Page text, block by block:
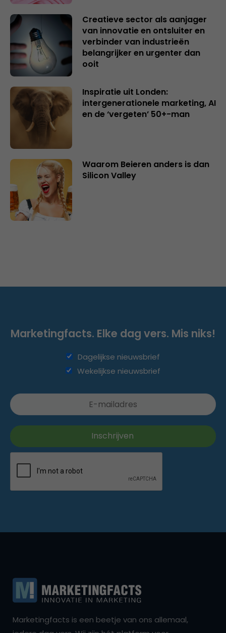
Creatieve sector als aanjager
van innovatie en ontsluiter en
verbinder van industrieën
belangrijker en urgenter dan
ooit
Inspiratie uit Londen:
intergenerationele marketing, AI
en de ‘vergeten’ 50+-man
Waarom Beieren anders is dan
Silicon Valley
Marketingfacts. Elke dag vers. Mis niks!
Dagelijkse nieuwsbrief
Wekelijkse nieuwsbrief
Marketingfacts is een beetje van ons allemaal,